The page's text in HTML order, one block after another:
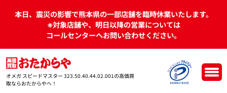
本日、震災の影響で熊本県の一部店舗を臨時休業いたします。
※対象店舗や、明日以降の営業については
コールセンターへお問い合わせください。
オメガ スピードマスター 323.50.40.44.02.001の高価買
取ならおたからやへ！